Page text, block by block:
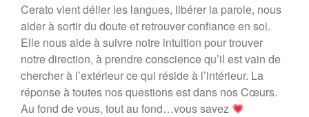
Cerato vient délier les langues, libérer la parole, nous
aider à sortir du doute et retrouver confiance en soi.
Elle nous aide à suivre notre intuition pour trouver
notre direction, à prendre conscience qu’il est vain de
chercher à l’extérieur ce qui réside à l’intérieur. La
réponse à toutes nos questions est dans nos Cœurs.
Au fond de vous, tout au fond…vous savez